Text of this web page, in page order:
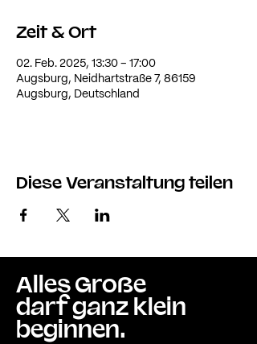
Zeit & Ort
02. Feb. 2025, 13:30 – 17:00
Augsburg, Neidhartstraße 7, 86159
Augsburg, Deutschland
Diese Veranstaltung teilen
Alles Große
darf ganz klein
beginnen.